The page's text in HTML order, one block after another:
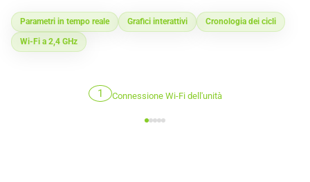
Parametri in tempo reale Grafici interattivi
Cronologia dei cicli
Wi-Fi a 2,4 GHz
1 Connessione Wi-Fi dell'unità